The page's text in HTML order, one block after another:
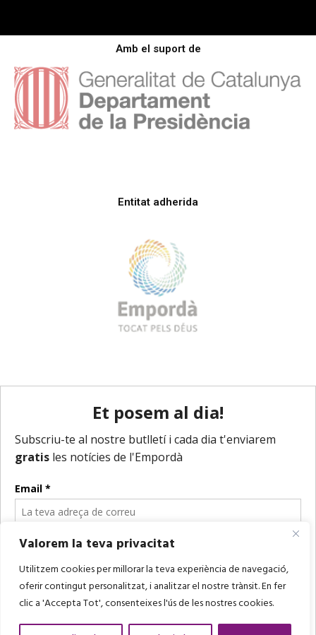
Valorem la teva privacitat
Utilitzem cookies per millorar la teva experiència de navegació,
oferir contingut personalitzat, i analitzar el nostre trànsit. En fer
clic a 'Accepta Tot', consenteixes l'ús de les nostres cookies.
Amb el suport de
Entitat adherida